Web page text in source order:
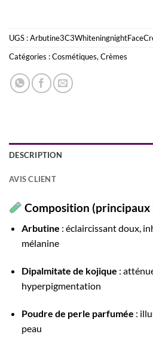
UGS :
Catégories :Cosmétiques, Crèmes
DESCRIPTION
AVIS CLIENT
Composition (principaux
Arbutine : éclaircissant doux,
mélanine
Dipalmitate de kojique :
hyperpigmentation
Poudre de perle parfumée :
peau